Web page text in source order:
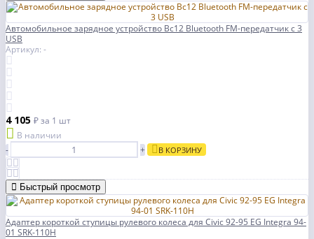
Автомобильное зарядное устройство Bc12 Bluetooth FM-передатчик с 3
USB
Артикул: -
4 105 ₽за 1 шт
В наличии
-
+ В КОРЗИНУ
Быстрый просмотр
Адаптер короткой ступицы рулевого колеса для Civic 92-95 EG Integra 94-
01 SRK-110H